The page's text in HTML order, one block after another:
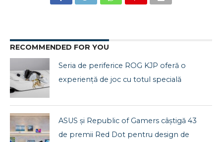
RECOMMENDED FOR YOU
Seria de periferice ROG KJP oferă o
experiență de joc cu totul specială
ASUS și Republic of Gamers câștigă 43
de premii Red Dot pentru design de